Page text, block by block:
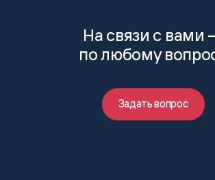
На связи с вами
по любому
Задать вопрос